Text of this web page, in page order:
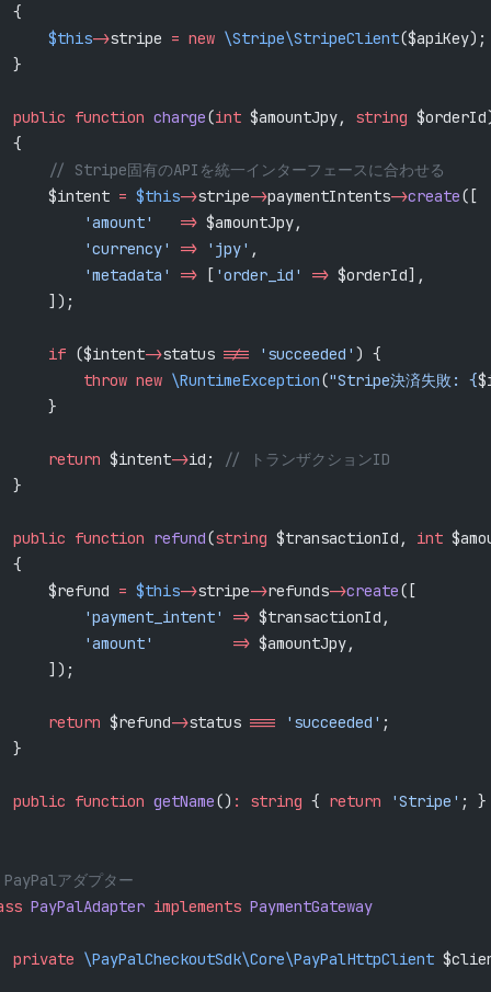
{
$this
->stripe = new \Stripe\StripeClient($apiKey);
}
public
function charge(int $amountJpy, string
{
// Stripe固有のAPIを統一インターフェースに合わせる
$intent
= $this->stripe->paymentIntents->create([
'amount'
   =>
$amountJpy,
'currency'
=> 'jpy' ,
'metadata'
=> [ 'order_id' => $orderId],
]);
if
($intent->status !== 'succeeded' ) {
throw
new \RuntimeException("Stripe決済失敗: {
}
return
$intent->id;
// トランザクションID
}
public
function refund(string $transactionId, int
{
$refund
= $this->stripe->refunds->create([
'payment_intent'
=> $transactionId,
'amount'
         =>
$amountJpy,
]);
return
$refund->status === 'succeeded' ;
}
public
function getName() : string { return 'Stripe' ; }
アダプター
PayPalAdapter implements PaymentGateway
private
\PayPalCheckoutSdk\Core\PayPalHttpClient